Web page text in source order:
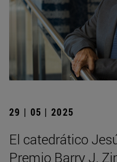
29 | 05 | 2025
El catedrático
Premio Barry J.